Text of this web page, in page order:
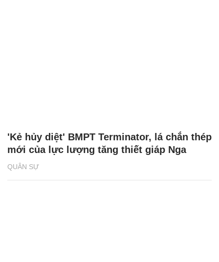
QUÂN SỰ
'Kẻ hủy diệt' BMPT Terminator, lá chắn thép
mới của lực lượng tăng thiết giáp Nga